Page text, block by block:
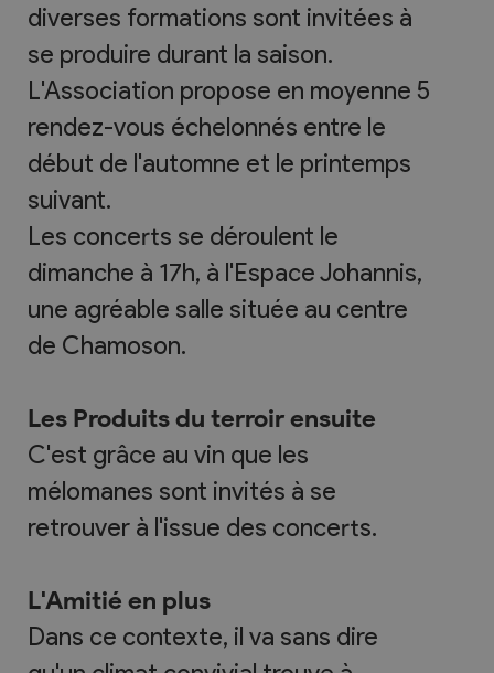
diverses formations sont invitées à
se produire durant la saison.
L'Association propose en moyenne 5
rendez-vous échelonnés entre le
début de l'automne et le printemps
suivant.
Les concerts se déroulent le
dimanche à 17h, à l'Espace Johannis,
une agréable salle située au centre
de Chamoson.
Les Produits du terroir ensuite
C'est grâce au vin que les
mélomanes sont invités à se
retrouver à l'issue des concerts.
L'Amitié en plus
Dans ce contexte, il va sans dire